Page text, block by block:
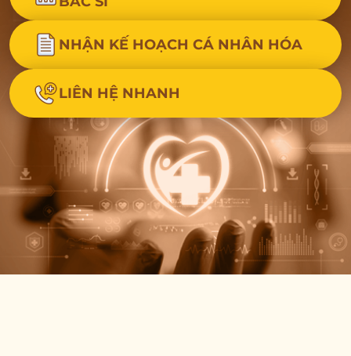
NHẬN KẾ HOẠCH CÁ NHÂN HÓA
LIÊN HỆ NHANH